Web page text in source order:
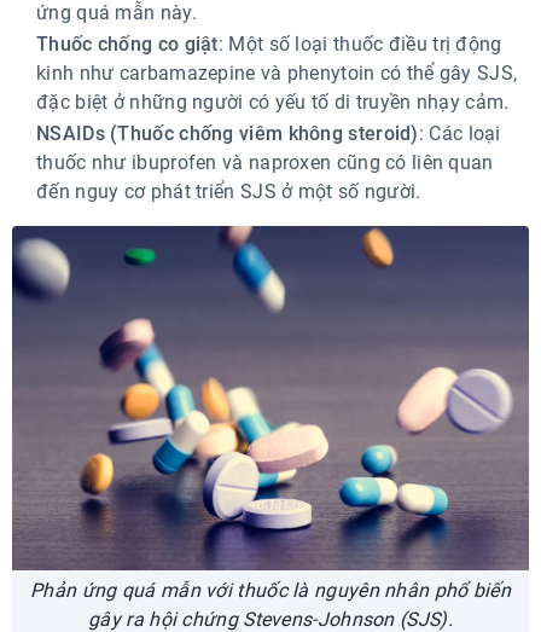
ứng quá mẫn này.
Thuốc chống co giật: Một số loại thuốc điều trị động
kinh như carbamazepine và phenytoin có thể gây SJS,
đặc biệt ở những người có yếu tố di truyền nhạy cảm.
NSAIDs (Thuốc chống viêm không steroid): Các loại
thuốc như ibuprofen và naproxen cũng có liên quan
đến nguy cơ phát triển SJS ở một số người.
Phản ứng quá mẫn với thuốc là nguyên nhân phổ biến
gây ra hội chứng Stevens-Johnson (SJS).